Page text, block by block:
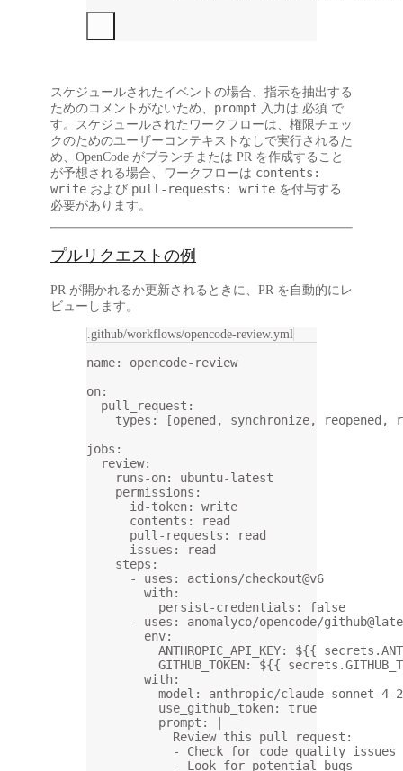
スケジュールされたイベントの場合、指示を抽出する
ためのコメントがないため、 prompt 入力は 必須 で
す。スケジュールされたワークフローは、権限チェッ
クのためのユーザーコンテキストなしで実行されるた
め、OpenCode がブランチまたは PR を作成すること
が予想される場合、ワークフローは contents:
write および pull-requests: write を付与する
必要があります。
プルリクエストの例
PR が開かれるか更新されるときに、PR を自動的にレ
ビューします。
.github/workflows/opencode-review.yml
name: opencode-review
on:
pull_request :
types : [opened , synchronize, reopened ,
jobs :
review:
runs-on: ubuntu-latest
permissions :
id-token: write
contents :
read
pull-requests :
read
issues :
read
steps :
- uses : actions/checkout@v6
with:
persist-credentials : false
- uses : anomalyco/opencode/
env:
ANTHROPIC_API_KEY: ${{
GITHUB_TOKEN: ${{
with:
model : anthropic/claude-sonnet-4-
use_github_token: true
prompt :
Review this pull request:
- Check for code quality issues
- Look for potential bugs